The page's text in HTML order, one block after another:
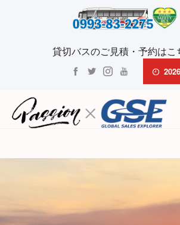
貸切バスのご見積・予約はこ